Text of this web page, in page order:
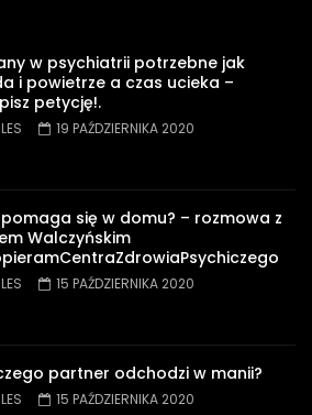
w psychiatrii potrzebne jak
i powietrze a czas ucieka –
petycję!.
19 PAŹDZIERNIKA 2020
się w domu? – rozmowa z
Walczyńskim
15 PAŹDZIERNIKA 2020
partner odchodzi w manii?
15 PAŹDZIERNIKA 2020